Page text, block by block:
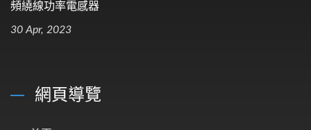
頻繞線功率電感器
30 Apr, 2023
網頁導覽